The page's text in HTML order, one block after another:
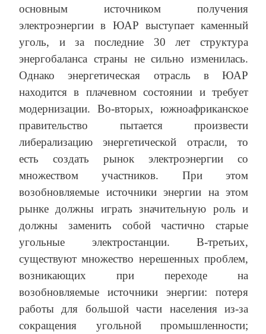
основным источником получения
электроэнергии в ЮАР выступает каменный
уголь, и за последние 30 лет структура
энергобаланса страны не сильно изменилась.
Однако энергетическая отрасль в ЮАР
находится в плачевном состоянии и требует
модернизации. Во-вторых, южноафриканское
правительство пытается произвести
либерализацию энергетической отрасли, то
есть создать рынок электроэнергии со
множеством участников. При этом
возобновляемые источники энергии на этом
рынке должны играть значительную роль и
должны заменить собой частично старые
угольные электростанции. В-третьих,
существуют множество нерешенных проблем,
возникающих при переходе на
возобновляемые источники энергии: потеря
работы для большой части населения из-за
сокращения угольной промышленности;